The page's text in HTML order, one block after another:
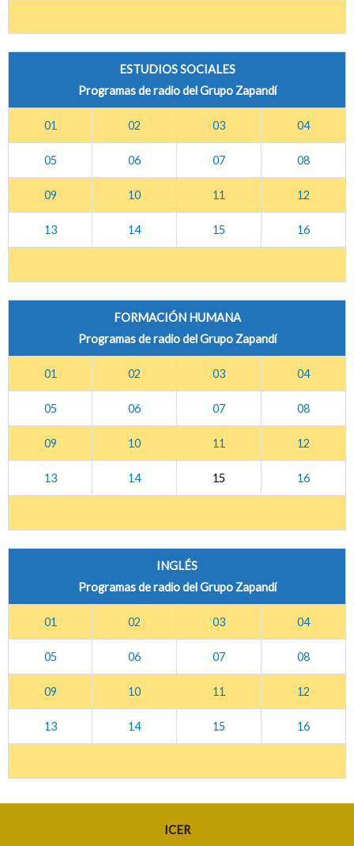
ESTUDIOS SOCIALES
Programas de radio del Grupo Zapandí
01 02 03 04
05 06 07 08
09 10 11 12
13 14 15 16
FORMACIÓN HUMANA
Programas de radio del Grupo Zapandí
01 02 03 04
05 06 07 08
09 10 11 12
13 14 15 16
INGLÉS
Programas de radio del Grupo Zapandí
01 02 03 04
05 06 07 08
09 10 11 12
13 14 15 16
ICER